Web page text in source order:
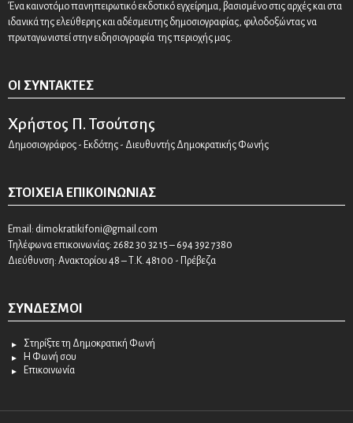
Ένα καινοτόμο πανηπειρωτικό εκδοτικό εγχείρημα, βασισμένο στις αρχές και στα
ιδανικά της ελεύθερης και αδέσμευτης δημοσιογραφίας, φιλοδοξώντας να
πρωταγωνιστεί στην ειδησιογραφία της περιοχής μας.
ΟΙ ΣΥΝΤΆΚΤΕΣ
Χρήστος Π. Τσούτσης
Δημοσιογράφος - Εκδότης - Διευθυντής Δημοκρατικής Φωνής
ΣΤΟΙΧΕΊΑ ΕΠΙΚΟΙΝΩΝΊΑΣ
Email: dimokratikifoni@gmail.com
Τηλέφωνα επικοινωνίας: 2682 30 32 15 – 694 392 7380
Διεύθυνση: Ανακτορίου 48 – Τ.Κ. 48100 - Πρέβεζα
ΣΎΝΔΕΣΜΟΙ
Στηρίξτε τη Δημοκρατική Φωνή
Η Φωνή σου
Επικοινωνία